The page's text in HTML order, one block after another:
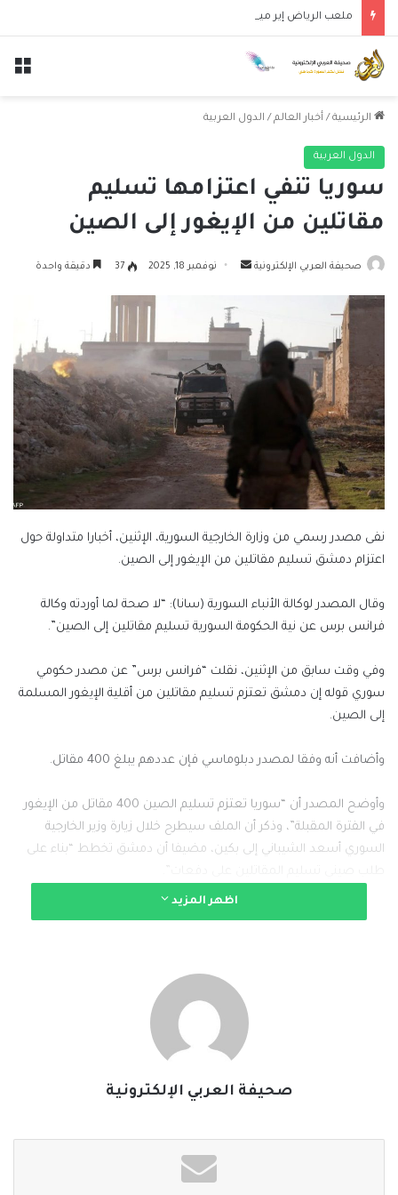
الرئيسية / أخبار العالم / الدول العربية
الدول العربية
سوريا تنفي اعتزامها تسليم
مقاتلين من الإيغور إلى الصين
صحيفة العربي الإلكترونية
أرسل
إلكترونيا
نوفمبر 18, 2025 37 دقيقة واحدة
نفى مصدر رسمي من وزارة الخارجية السورية، الإثنين، أخبارا متداولة حول
اعتزام دمشق تسليم مقاتلين من الإيغور إلى الصين.
وقال المصدر لوكالة الأنباء السورية (سانا): “لا صحة لما أوردته وكالة
فرانس برس عن نية الحكومة السورية تسليم مقاتلين إلى الصين”.
وفي وقت سابق من الإثنين، نقلت “فرانس برس” عن مصدر حكومي
سوري قوله إن دمشق تعتزم تسليم مقاتلين من أقلية الإيغور المسلمة
إلى الصين.
وأضافت أنه وفقا لمصدر دبلوماسي فإن عددهم يبلغ 400 مقاتل.
وأوضح المصدر أن “سوريا تعتزم تسليم الصين 400 مقاتل من الإيغور
في الفترة المقبلة”، وذكر أن الملف سيطرح خلال زيارة وزير الخارجية
السوري أسعد الشيباني إلى بكين، مضيفا أن دمشق تخطط “بناء على
ويعد ملف المقاتلين الأجانب الذين تدفقوا إلى سوريا خلال سنوات الحرب
وينتمي معظم هؤلاء المقاتلين، الذين يشكلون أقلية مسلمة ناطقة
بالتركية من شمال غرب الصين، إلى الحزب الإسلامي التركستاني، وهو
فصيل نشط في إدلب التي كانت معقل هيئة تحرير الشام والفصائل
الفصائل العسكرية.
اظهر المزيد
صحيفة العربي الإلكترونية